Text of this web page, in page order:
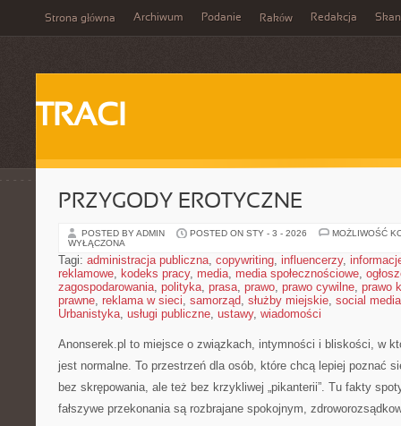
Strona główna Archiwum Podanie Raków Redakcja
TRACI
PRZYGODY EROTYCZNE
POSTED BY ADMIN POSTED ON STY - 3 - 2026
MOŻLIWOŚĆ
WYŁĄCZONA
Tagi: administracja publiczna, copywriting, influencerzy,
reklamowe, kodeks pracy, media, media społecznościowe,
zagospodarowania, polityka, prasa, prawo, prawo cywilne, prawo
prawne, reklama w sieci, samorząd, służby miejskie, social media
Urbanistyka, usługi publiczne, ustawy, wiadomości
Anonserek.pl to miejsce o związkach, intymności i bliskości, w
jest normalne. To przestrzeń dla osób, które chcą lepiej poznać
bez skrępowania, ale też bez krzykliwej „pikanterii”. Tu fakty
fałszywe przekonania są rozbrajane spokojnym,